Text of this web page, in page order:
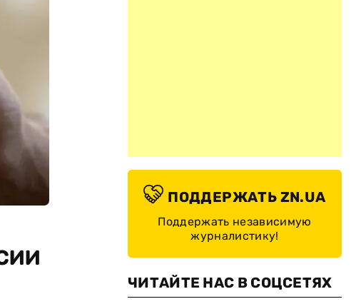
ПОДДЕРЖАТЬ ZN.UA
Поддержать независимую
журналистику!
ЧИТАЙТЕ НАС В СОЦСЕТЯХ